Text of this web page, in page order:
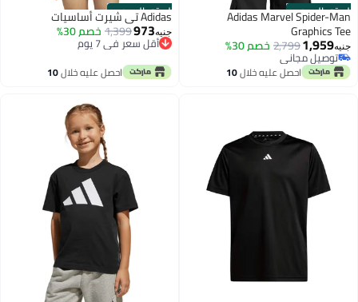
الستور الرسمي
Adidas Marvel Spider-Man
Graphics Tee
جنيه1,959
2,799خصم 30%
توصيل مجاني
توصيل مجانياحصل عليه خلال10
الستور الرسمي
Adidas تي شيرت أساسيات
جنيه973
1,399خصم 30% أقل سعر في 7 يوم
توصيل مجاني
أقل سعر في 7 يوماحصل عليه خلال10